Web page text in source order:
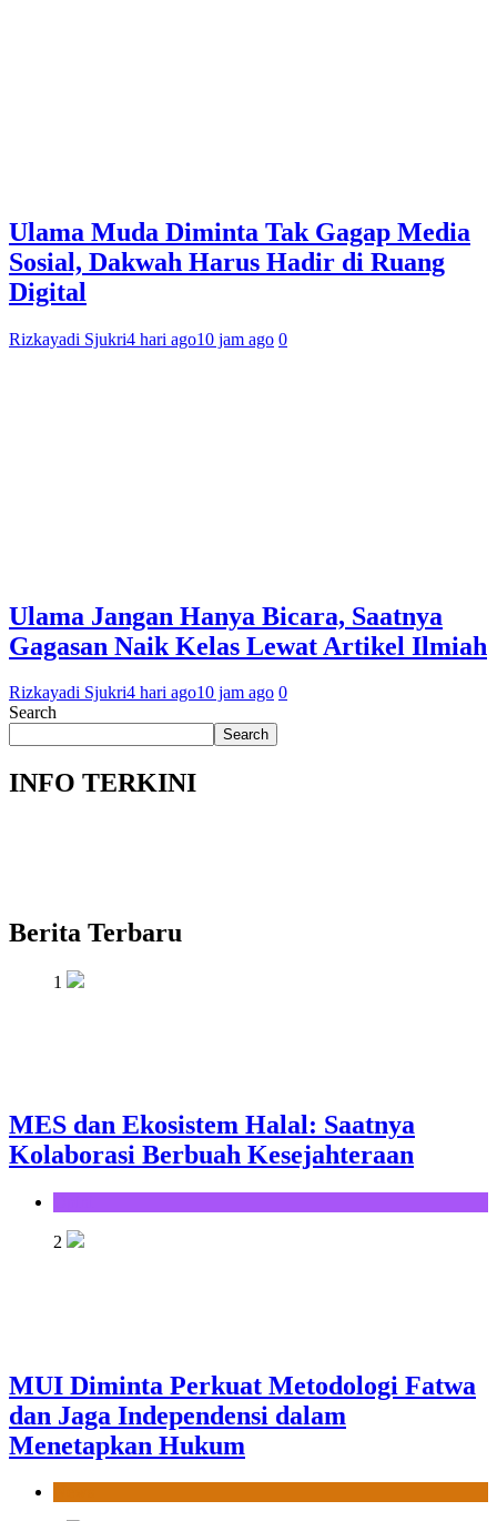
Ulama Muda Diminta Tak Gagap Media
Sosial, Dakwah Harus Hadir di Ruang
Digital
Rizkayadi Sjukri4 hari ago10 jam ago 0
Ulama Jangan Hanya Bicara, Saatnya
Gagasan Naik Kelas Lewat Artikel Ilmiah
Rizkayadi Sjukri4 hari ago10 jam ago 0
Search
Search
INFO TERKINI
Berita Terbaru
1
MES dan Ekosistem Halal: Saatnya
Kolaborasi Berbuah Kesejahteraan
2
MUI Diminta Perkuat Metodologi Fatwa
dan Jaga Independensi dalam
Menetapkan Hukum